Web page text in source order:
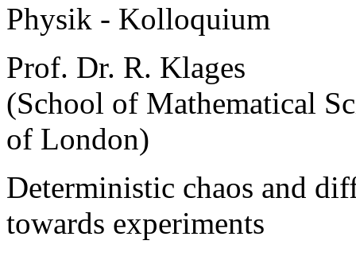
Physik - Kolloquium
Prof. Dr. R. Klages
(School of Mathematical
of London)
Deterministic chaos and
towards experiments